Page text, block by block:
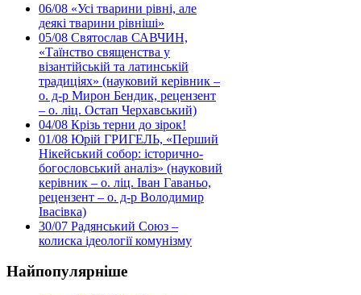
06/08 «Усі тварини рівні, але
деякі тварини рівніші»
05/08 Святослав САВЧИН,
«Таїнство священства у
візантійській та латинській
традиціях» (науковий керівник –
о. д-р Мирон Бендик, рецензент
– о. ліц. Остап Черхавський)
04/08 Крізь терни до зірок!
01/08 Юрій ГРИГЕЛЬ, «Перший
Нікейський собор: історично-
богословський аналіз» (науковий
керівник – о. ліц. Іван Гаваньо,
рецензент – о. д-р Володимир
Івасівка)
30/07 Радянський Союз –
колиска ідеології комунізму
Найпопулярніше